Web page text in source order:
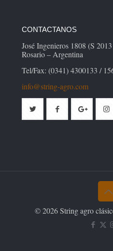
CONTACTANOS
José Ingenieros 1808 (S
Rosario – Argentina
Tel/Fax: (0341) 4300133 /
info@string-agro.com
© 2026 String agro